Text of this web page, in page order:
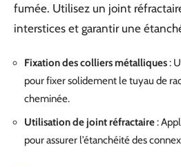
fumée. Utilisez un joint
interstices et garantir une
Fixation des colliers métalliques:
pour fixer solidement le tuyau de
cheminée.
Utilisation de joint réfractaire:
pour assurer l’étanchéité des